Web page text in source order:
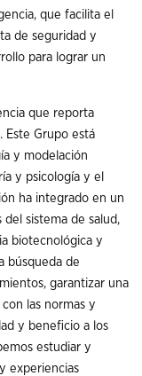
que facilita el
de seguridad y
para lograr un
que reporta
Este Grupo está
y modelación
y psicología y el
ha integrado en un
sistema de salud,
biotecnológica y
búsqueda de
garantizar una
las normas y
y beneficio a los
estudiar y
experiencias